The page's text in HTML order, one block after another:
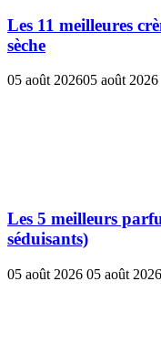
Les 11 meilleures
sèche
05 août 202605 août 2026
Les 5 meilleurs
séduisants)
05 août 2026 05 août 2026